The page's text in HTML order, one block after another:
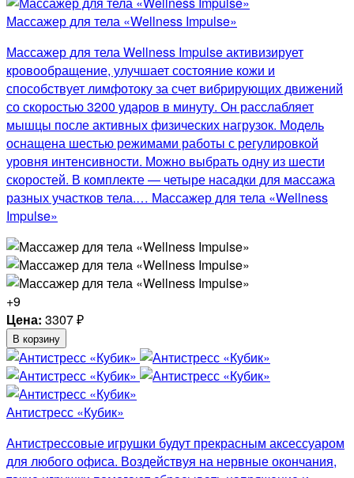
Массажер для тела «Wellness Impulse»
Массажер для тела Wellness Impulse активизирует
кровообращение, улучшает состояние кожи и
способствует лимфотоку за счет вибрирующих движений
со скоростью 3200 ударов в минуту. Он расслабляет
мышцы после активных физических нагрузок. Модель
оснащена шестью режимами работы с регулировкой
уровня интенсивности. Можно выбрать одну из шести
скоростей. В комплекте — четыре насадки для массажа
разных участков тела.… Массажер для тела «Wellness
Impulse»
+9
Цена: 3307₽
В корзину
Антистресс «Кубик»
Антистрессовые игрушки будут прекрасным аксессуаром
для любого офиса. Воздействуя на нервные окончания,